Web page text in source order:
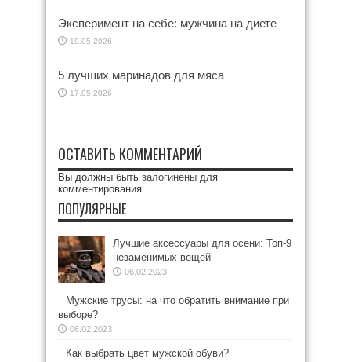
Эксперимент на себе: мужчина на диете
19.05.2026
5 лучших маринадов для мяса
17.05.2026
ОСТАВИТЬ КОММЕНТАРИЙ
Вы должны быть залогинены для
комментирования
ПОПУЛЯРНЫЕ
Лучшие аксессуары для осени: Топ-9
незаменимых вещей
06.02.2023
Мужские трусы: на что обратить внимание при
выборе?
06.02.2023
Как выбрать цвет мужской обуви?